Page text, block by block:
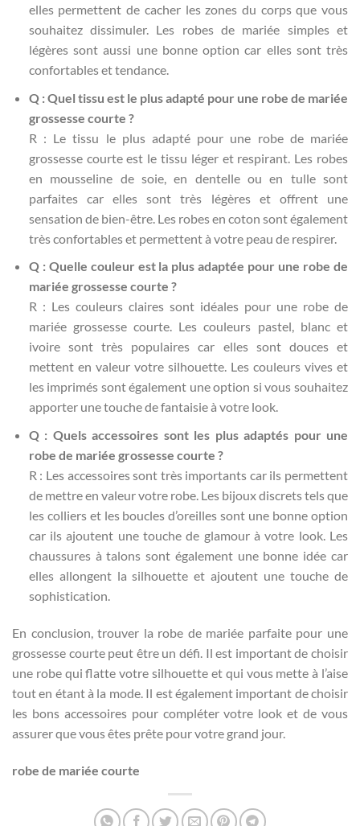
elles permettent de cacher les zones du corps que vous
souhaitez dissimuler. Les robes de mariée simples et
légères sont aussi une bonne option car elles sont très
confortables et tendance.
Q : Quel tissu est le plus adapté pour une robe de mariée
grossesse courte ?
R : Le tissu le plus adapté pour une robe de mariée
grossesse courte est le tissu léger et respirant. Les robes
en mousseline de soie, en dentelle ou en tulle sont
parfaites car elles sont très légères et offrent une
sensation de bien-être. Les robes en coton sont également
très confortables et permettent à votre peau de respirer.
Q : Quelle couleur est la plus adaptée pour une robe de
mariée grossesse courte ?
R : Les couleurs claires sont idéales pour une robe de
mariée grossesse courte. Les couleurs pastel, blanc et
ivoire sont très populaires car elles sont douces et
mettent en valeur votre silhouette. Les couleurs vives et
les imprimés sont également une option si vous souhaitez
apporter une touche de fantaisie à votre look.
Q : Quels accessoires sont les plus adaptés pour une
robe de mariée grossesse courte ?
R : Les accessoires sont très importants car ils permettent
de mettre en valeur votre robe. Les bijoux discrets tels que
les colliers et les boucles d’oreilles sont une bonne option
car ils ajoutent une touche de glamour à votre look. Les
chaussures à talons sont également une bonne idée car
elles allongent la silhouette et ajoutent une touche de
sophistication.
En conclusion, trouver la robe de mariée parfaite pour une
grossesse courte peut être un défi. Il est important de choisir
une robe qui flatte votre silhouette et qui vous mette à l’aise
tout en étant à la mode. Il est également important de choisir
les bons accessoires pour compléter votre look et de vous
assurer que vous êtes prête pour votre grand jour.
robe de mariée courte